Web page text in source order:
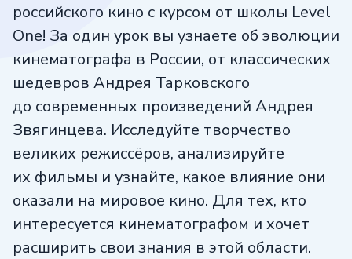
российского кино с курсом от школы Level
One! За один урок вы узнаете об эволюции
кинематографа в России, от классических
шедевров Андрея Тарковского
до современных произведений Андрея
Звягинцева. Исследуйте творчество
великих режиссёров, анализируйте
их фильмы и узнайте, какое влияние они
оказали на мировое кино. Для тех, кто
интересуется кинематографом и хочет
расширить свои знания в этой области.